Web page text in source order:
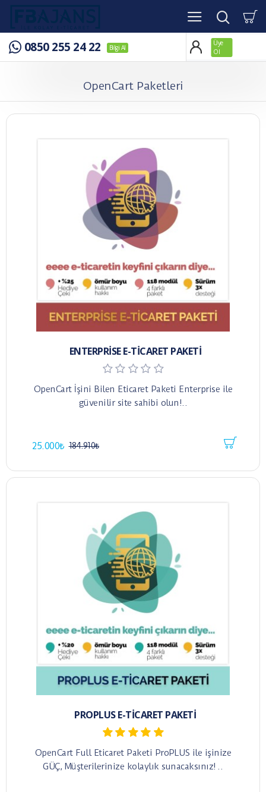
0850 255 24 22 Bilgi Al
Üye
Ol
OpenCart Paketleri
ENTERPRISE E-TICARET PAKETI
OpenCart İşini Bilen Eticaret Paketi Enterprise ile
güvenilir site sahibi olun!..
25.000₺ 184.910₺
PROPLUS E-TICARET PAKETI
OpenCart Full Eticaret Paketi ProPLUS ile işinize
GÜÇ, Müşterilerinize kolaylık sunacaksınız!​ ..